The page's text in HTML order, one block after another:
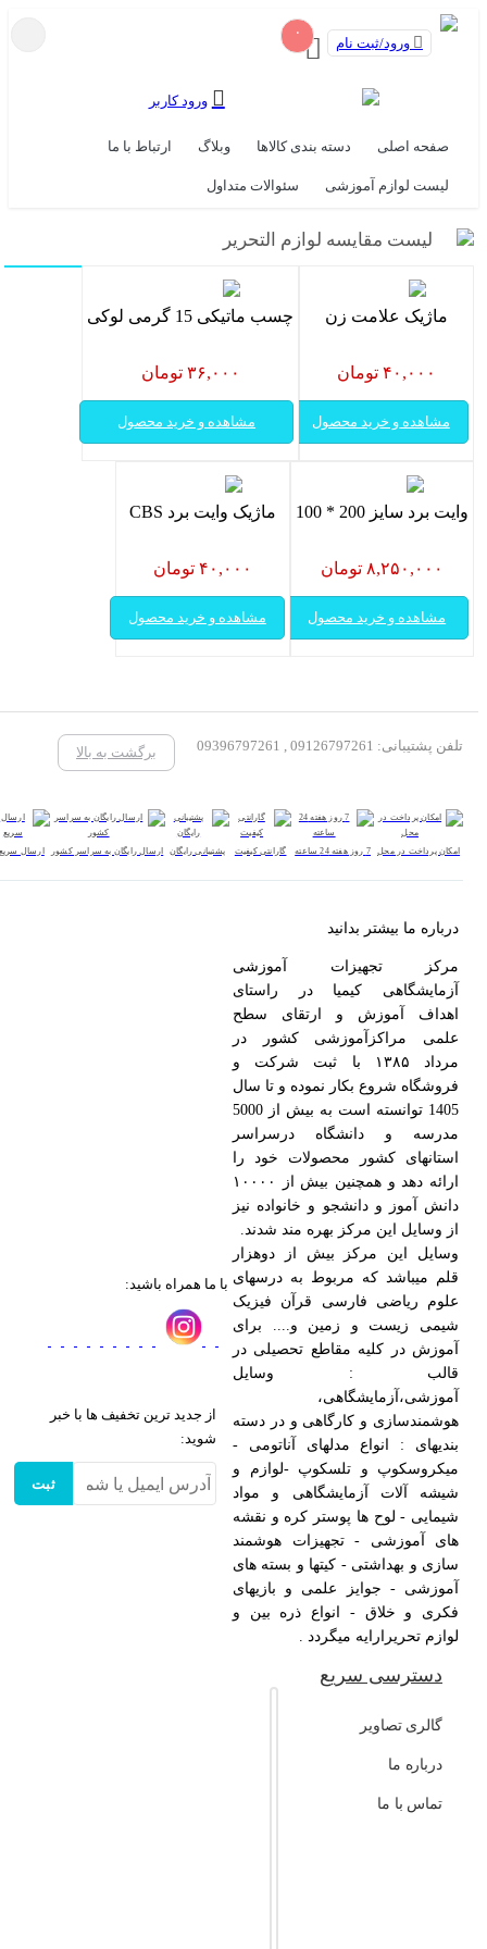
۰
ورود/ثبت نام
ورود کاربر
صفحه اصلی دسته بندی کالاها وبلاگ ارتباط با ما
لیست لوازم آموزشی سئوالات متداول
لیست مقایسه لوازم التحریر
ماژیک علامت زن
۴۰,۰۰۰ تومان
مشاهده و خرید محصول
چسب ماتیکی 15 گرمی لوکی
۳۶,۰۰۰ تومان
مشاهده و خرید محصول
وایت برد سایز 200 * 100
۸,۲۵۰,۰۰۰ تومان
مشاهده و خرید محصول
ماژیک وایت برد CBS
۴۰,۰۰۰ تومان
مشاهده و خرید محصول
تلفن پشتیبانی: 09126797261 , 09396797261 برگشت به بالا
امکان پرداخت در محل 7 روز هفته 24 ساعته گارانتی کیفیت پشتیبانی رایگان ارسال رایگان به سراسر کشور ارسال سریع
درباره ما بیشتر بدانید
مرکز تجهیزات آموزشی
آزمایشگاهی کیمیا در راستای
اهداف آموزش و ارتقای سطح
علمی مراکزآموزشی کشور در
مرداد ۱۳۸۵ با ثبت شرکت و
فروشگاه شروع بکار نموده و تا سال
1405 توانسته است به بیش از 5000
مدرسه و دانشگاه درسراسر
استانهای کشور محصولات خود را
ارائه دهد و همچنین بیش از ۱۰۰۰۰
دانش آموز و دانشجو و خانواده نیز
از وسایل این مرکز بهره مند شدند.
وسایل این مرکز بیش از دوهزار
قلم میباشد که مربوط به درسهای
علوم ریاضی فارسی قرآن فیزیک
شیمی زیست و زمین و.... برای
آموزش در کلیه مقاطع تحصیلی در
قالب : وسایل
آموزشی،آزمایشگاهی،
هوشمندسازی و کارگاهی و در دسته
بندیهای : انواع مدلهای آناتومی -
میکروسکوپ و تلسکوپ -لوازم و
شیشه آلات آزمایشگاهی و مواد
شیمایی - لوح ها پوستر کره و نقشه
های آموزشی - تجهیزات هوشمند
سازی و بهداشتی - کیتها و بسته های
آموزشی - جوایز علمی و بازیهای
فکری و خلاق - انواع ذره بین و
لوازم تحریرارایه میگردد .
دسترسی سریع
گالری تصاویر
درباره ما
تماس با ما
با ما همراه باشید:
از جدید ترین تخفیف ها با خبر
شوید:
ثبت